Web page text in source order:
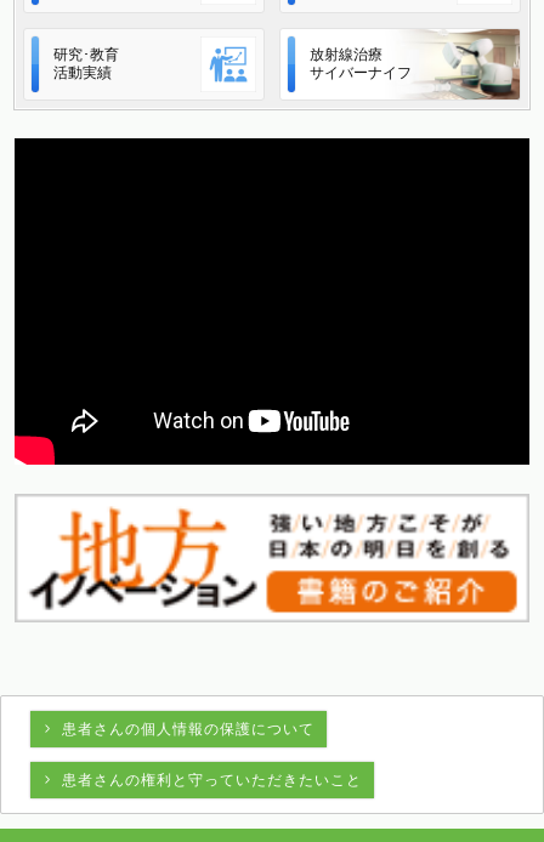
研究･教育
活動実績
放射線治療
サイバーナイフ
患者さんの個人情報の保護について
患者さんの権利と守っていただきたいこと